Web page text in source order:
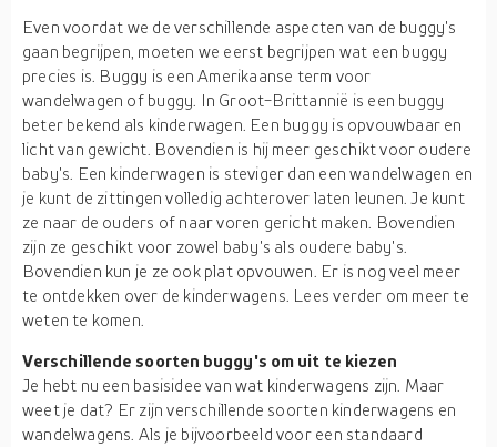
Even voordat we de verschillende aspecten van de buggy's
gaan begrijpen, moeten we eerst begrijpen wat een buggy
precies is. Buggy is een Amerikaanse term voor
wandelwagen of buggy. In Groot-Brittannië is een buggy
beter bekend als kinderwagen. Een buggy is opvouwbaar en
licht van gewicht. Bovendien is hij meer geschikt voor oudere
baby's. Een kinderwagen is steviger dan een wandelwagen en
je kunt de zittingen volledig achterover laten leunen. Je kunt
ze naar de ouders of naar voren gericht maken. Bovendien
zijn ze geschikt voor zowel baby's als oudere baby's.
Bovendien kun je ze ook plat opvouwen. Er is nog veel meer
te ontdekken over de kinderwagens. Lees verder om meer te
weten te komen.
Verschillende soorten buggy's om uit te kiezen
Je hebt nu een basisidee van wat kinderwagens zijn. Maar
weet je dat? Er zijn verschillende soorten kinderwagens en
wandelwagens. Als je bijvoorbeeld voor een standaard